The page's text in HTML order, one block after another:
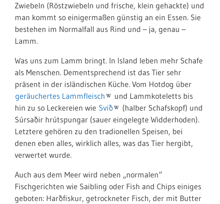
Zwiebeln (Röstzwiebeln und frische, klein gehackte) und
man kommt so einigermaßen günstig an ein Essen. Sie
bestehen im Normalfall aus Rind und – ja, genau –
Lamm.
Was uns zum Lamm bringt. In Island leben mehr Schafe
als Menschen. Dementsprechend ist das Tier sehr
präsent in der isländischen Küche. Vom Hotdog über
geräuchertes Lammfleisch
und Lammkoteletts bis
hin zu so Leckereien wie Svið
(halber Schafskopf) und
Súrsaðir hrútspungar (sauer eingelegte Widderhoden).
Letztere gehören zu den tradionellen Speisen, bei
denen eben alles, wirklich alles, was das Tier hergibt,
verwertet wurde.
Auch aus dem Meer wird neben „normalen“
Fischgerichten wie Saibling oder Fish and Chips einiges
geboten: Harðfiskur, getrockneter Fisch, der mit Butter